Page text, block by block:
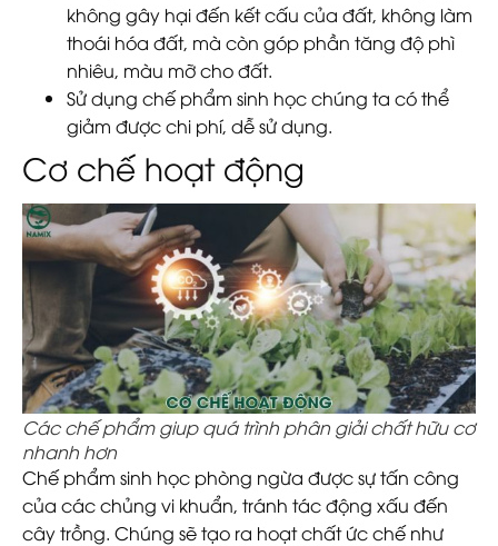
không gây hại đến kết cấu của đất, không làm
thoái hóa đất, mà còn góp phần tăng độ phì
nhiêu, màu mỡ cho đất.
Sử dụng chế phẩm sinh học chúng ta có thể
giảm được chi phí, dễ sử dụng.
Cơ chế hoạt động
Các chế phẩm giup quá trình phân giải chất hữu cơ
nhanh hơn
Chế phẩm sinh học phòng ngừa được sự tấn công
của các chủng vi khuẩn, tránh tác động xấu đến
cây trồng. Chúng sẽ tạo ra hoạt chất ức chế như